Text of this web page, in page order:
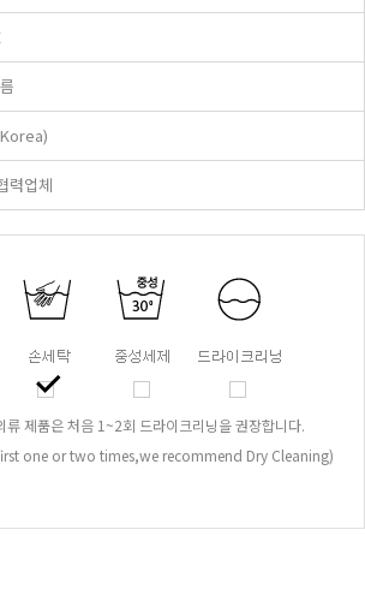
력업체
제품은 처음 1~2회 드라이크리닝을 권장합니다.
one or two times,we recommend Dry Cleaning)